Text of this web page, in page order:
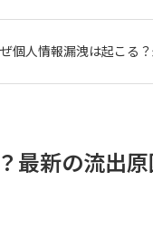
個人情報漏洩は起こる
最新の流出